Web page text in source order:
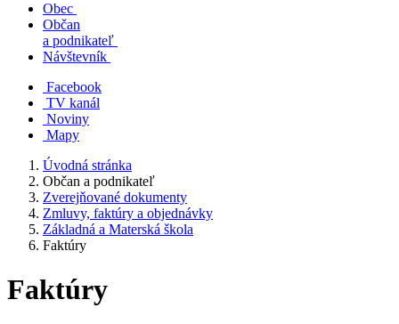
Obec
Občan
a podnikateľ
Návštevník
Facebook
TV kanál
Noviny
Mapy
Úvodná stránka
Občan a podnikateľ
Zverejňované dokumenty
Zmluvy, faktúry a objednávky
Základná a Materská škola
Faktúry
Faktúry